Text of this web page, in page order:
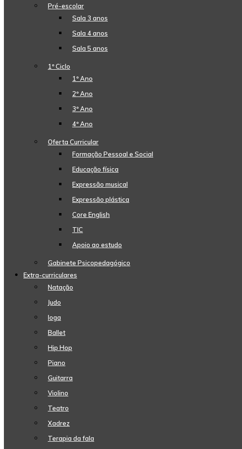
Pré-escolar
Sala 3 anos
Sala 4 anos
Sala 5 anos
1º Ciclo
1º Ano
2º Ano
3º Ano
4º Ano
Oferta Curricular
Formação Pessoal e Social
Educação física
Expressão musical
Expressão plástica
Core English
TIC
Apoio ao estudo
Gabinete Psicopedagógico
Extra-curriculares
Natação
Judo
Ioga
Ballet
Hip Hop
Piano
Guitarra
Violino
Teatro
Xadrez
Terapia da fala